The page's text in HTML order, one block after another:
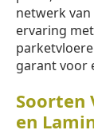
netwerk
ervaring
garant voor
Soorten
en